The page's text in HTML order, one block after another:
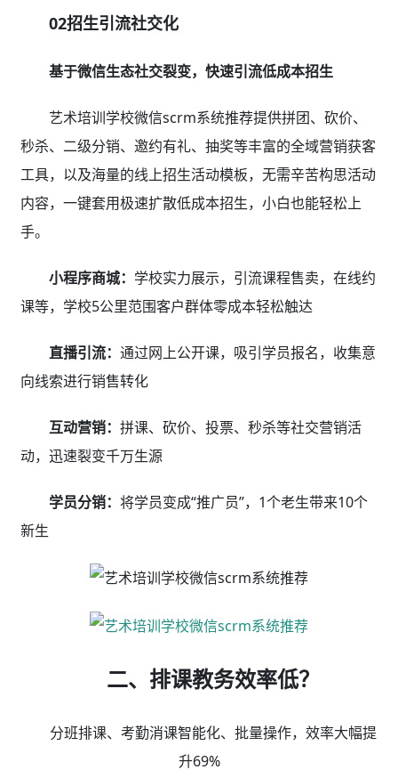
二、排课教务效率低？
分班排课、考勤消课智能化、批量操作，效率大幅提
01智能排课/课表
艺术培训学校微信scrm系统推荐排课管理支持1对
日）/非规律性（隔天）排课，满足多种教学场景需求，
系统实时自动检测学员、老师、教室三方冲突，避免时间
签到自动消课时，消息同步更省心
艺术培训学校微信scrm系统推荐支持指纹、刷卡、
手机扫码、微信签到多方式考勤，满足多场景教学所需；